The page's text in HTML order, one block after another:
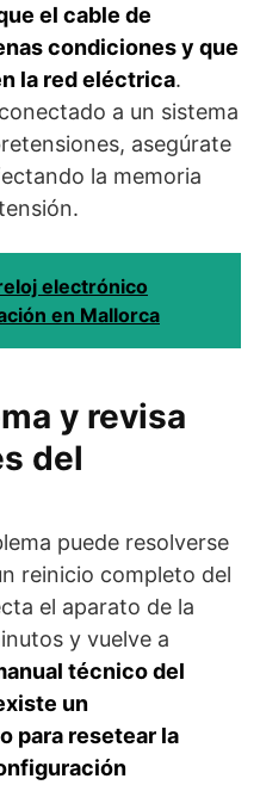
el cable de
condiciones y que
la red eléctrica.
a un sistema
asegúrate
la memoria
electrónico
en Mallorca
y revisa
del
puede resolverse
reinicio completo del
el aparato de la
y vuelve a
técnico del
un
para resetear la